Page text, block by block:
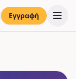
Εγγραφή